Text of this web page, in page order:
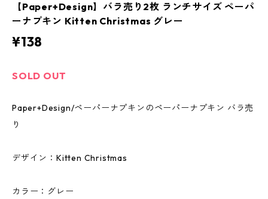
【Paper+Design】バラ売り2枚 ランチサイズ ペーパ
ーナプキン Kitten Christmas グレー
¥138
SOLD OUT
Paper+Design/ペーパーナプキンのペーパーナプキン バラ売
り
デザイン：Kitten Christmas
カラー：グレー